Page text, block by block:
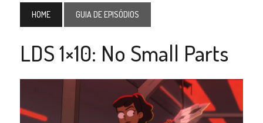
HOME GUIA DE EPISÓDIOS
LDS 1×10: No Small Parts